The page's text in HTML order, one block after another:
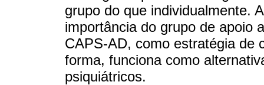
grupo do que individualmente.
importância do grupo de apoio
CAPS-AD, como estratégia de
forma, funciona como
psiquiátricos.